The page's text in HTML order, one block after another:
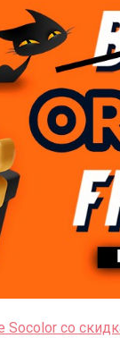
Socolor со